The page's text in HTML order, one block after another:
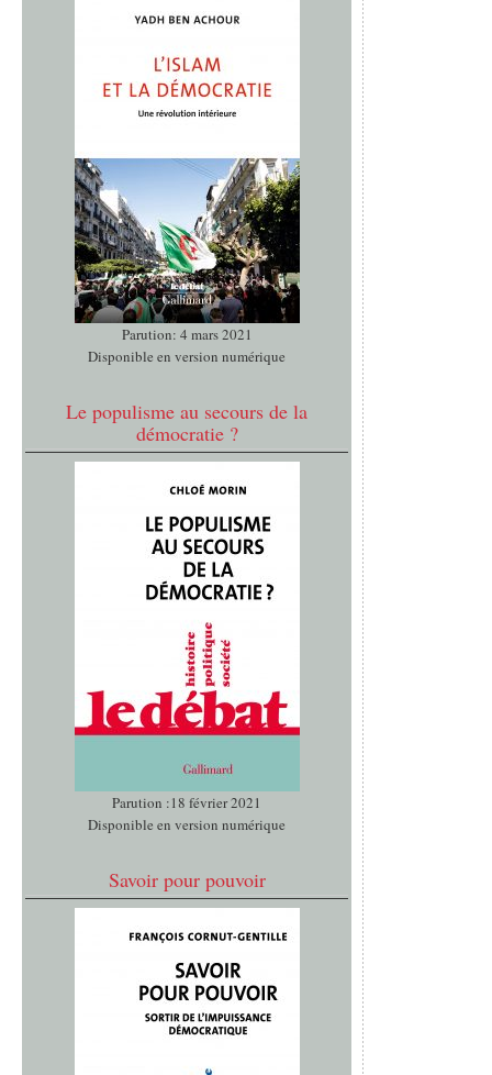
Parution: 4 mars 2021
Disponible en version numérique
Le populisme au secours de la
démocratie ?
Parution :18 février 2021
Disponible en version numérique
Savoir pour pouvoir